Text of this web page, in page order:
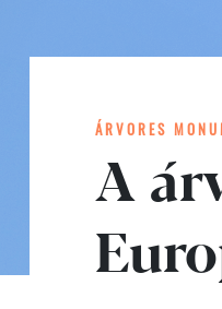
ÁRVORES
A